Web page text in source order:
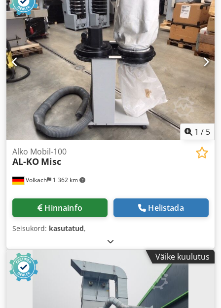
1 / 5
Volkach 1 362 km
Alko Mobil-100
AL-KO Misc
Hinnainfo Helistada
Seisukord: kasutatud,
Väike kuulutus